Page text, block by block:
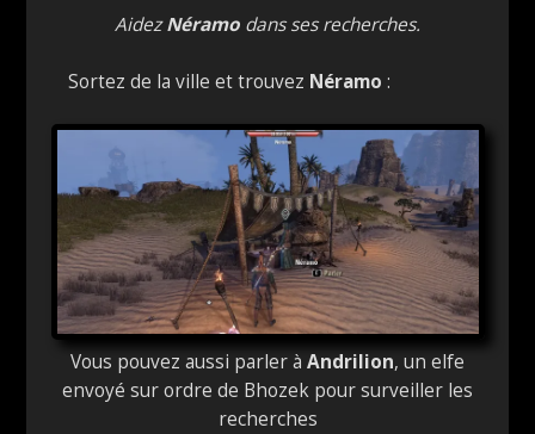
AidezNéramo dans ses recherches.
Sortez de la ville et trouvez Néramo:
Vous pouvez aussi parler à Andrilion, un elfe
envoyé sur ordre de Bhozek pour surveiller les
recherches